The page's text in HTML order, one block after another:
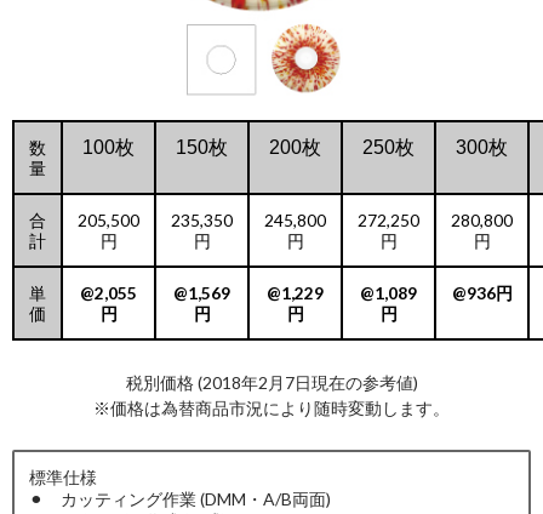
数
量
100枚 150枚 200枚 250枚 300枚
合
計
205,500
円
235,350
円
245,800
円
272,250
円
280,800
円
単
価
@2,055
円
@1,569
円
@1,229
円
@1,089
円
@936円
税別価格 (2018年2月7日現在の参考値)
※価格は為替商品市況により随時変動します。
標準仕様
⚫︎ カッティング作業 (DMM・A/B両面)